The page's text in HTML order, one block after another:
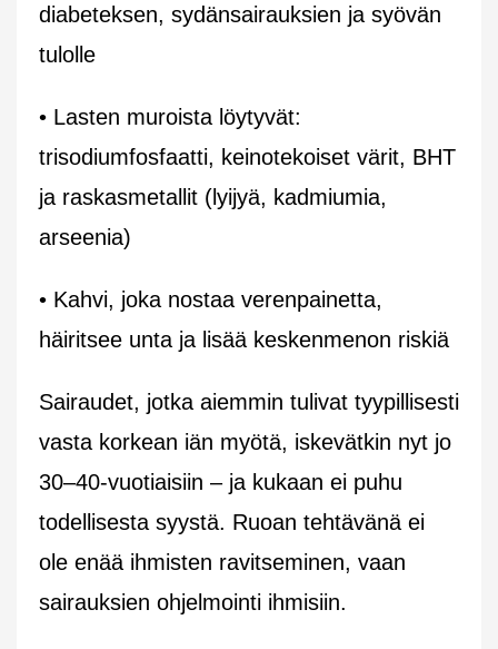
diabeteksen, sydänsairauksien ja syövän
tulolle
• Lasten muroista löytyvät:
trisodiumfosfaatti, keinotekoiset värit, BHT
ja raskasmetallit (lyijyä, kadmiumia,
arseenia)
• Kahvi, joka nostaa verenpainetta,
häiritsee unta ja lisää keskenmenon riskiä
Sairaudet, jotka aiemmin tulivat tyypillisesti
vasta korkean iän myötä, iskevätkin nyt jo
30–40-vuotiaisiin – ja kukaan ei puhu
todellisesta syystä. Ruoan tehtävänä ei
ole enää ihmisten ravitseminen, vaan
sairauksien ohjelmointi ihmisiin.